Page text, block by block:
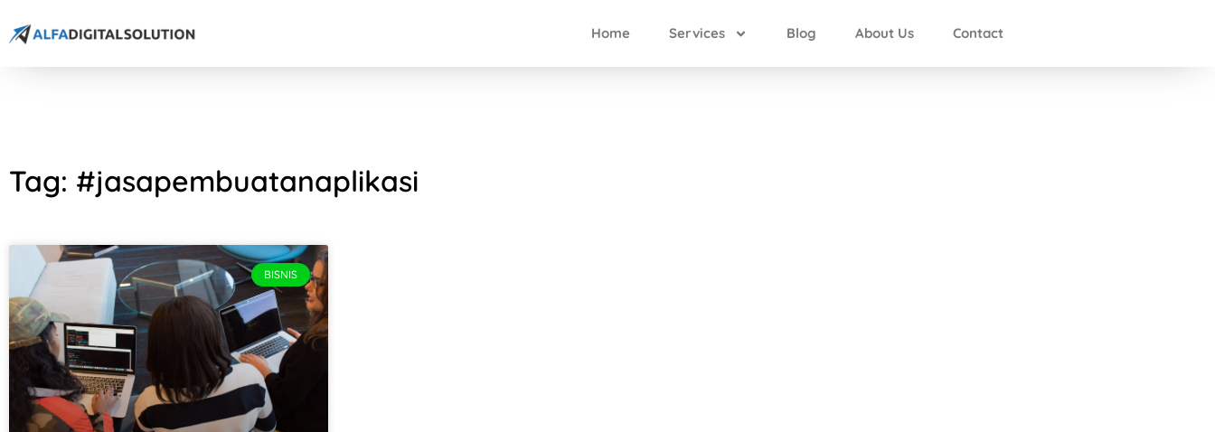
Home Services Blog About Us Contact
Tag: #jasapembuatanaplikasi
BISNIS